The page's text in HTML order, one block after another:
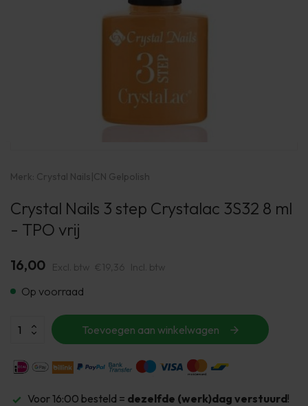
Merk: Crystal Nails|CN Gelpolish
Crystal Nails 3 step Crystalac 3S32 8 ml
- TPO vrij
16,00 Excl. btw €19,36 Incl. btw
Op voorraad
Toevoegen aan winkelwagen
Voor 16:00 besteld = dezelfde (werk)dag verstuurd!